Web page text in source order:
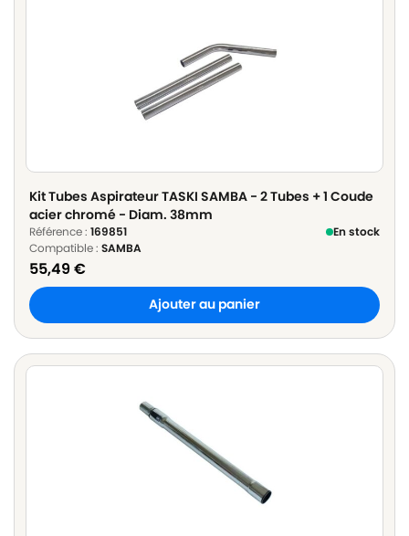
Kit Tubes Aspirateur TASKI SAMBA - 2 Tubes + 1 Coude
acier chromé - Diam. 38mm
Référence : 169851
En stock
Compatible : SAMBA
55,49€
Ajouter au panier